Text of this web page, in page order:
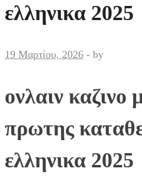
ελληνικα 2025
19 Μαρτίου, 2026 - by
ονλαιν καζινο
πρωτης
ελληνικα 2025